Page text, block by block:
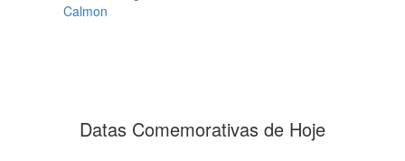
Calmon
Datas Comemorativas de Hoje